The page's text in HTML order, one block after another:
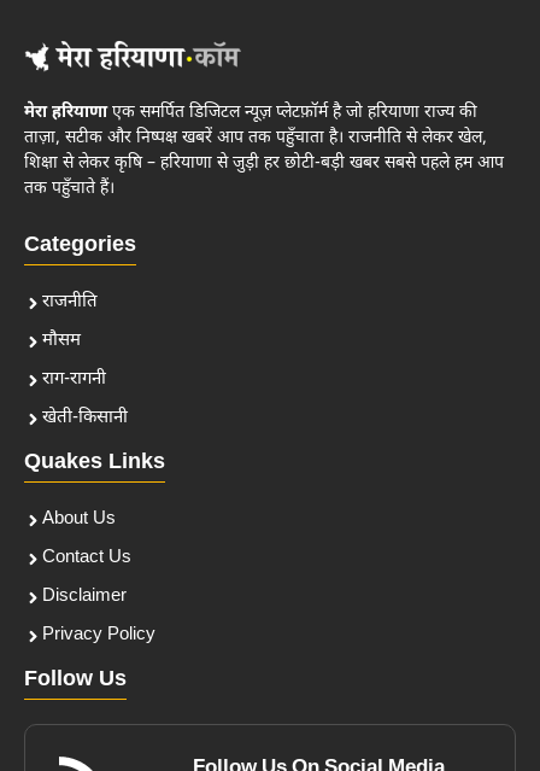
मेरा हरियाणाएक समर्पित डिजिटल न्यूज़ प्लेटफ़ॉर्म है जो हरियाणा राज्य की
ताज़ा, सटीक और निष्पक्ष खबरें आप तक पहुँचाता है। राजनीति से लेकर खेल,
शिक्षा से लेकर कृषि – हरियाणा से जुड़ी हर छोटी-बड़ी खबर सबसे पहले हम आप
तक पहुँचाते हैं।
Categories
राजनीति
मौसम
राग-रागनी
खेती-किसानी
Quakes Links
About Us
Contact Us
Disclaimer
Privacy Policy
Follow Us